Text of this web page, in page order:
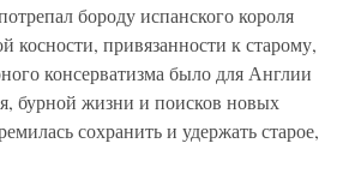
бороду испанского короля
косности, привязанности к старому,
консерватизма было для Англии
бурной жизни и поисков новых
сохранить и удержать старое,